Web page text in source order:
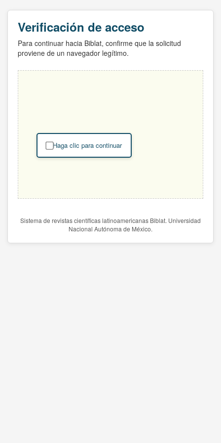
Verificación de acceso
Para continuar hacia Biblat, confirme que la solicitud
proviene de un navegador legítimo.
Haga clic para continuar
Sistema de revistas científicas latinoamericanas Biblat. Universidad
Nacional Autónoma de México.